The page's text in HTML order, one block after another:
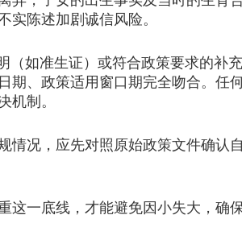
陈述加剧诚信风险。
如准生证）或符合政策要求的补
、政策适用窗口期完全吻合。任
机制。
况，应先对照原始政策文件确认
一底线，才能避免因小失大，确